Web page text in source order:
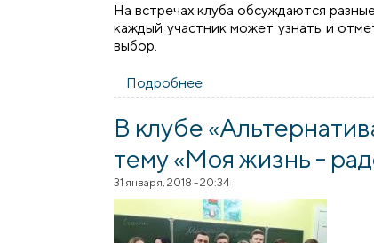
На встречах клуба обсуждаются
каждый участник может узнать и
выбор.
Подробнее
​В клубе
тему «Моя жизнь -
31 января, 2018 - 20:34